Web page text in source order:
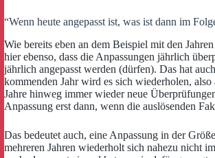
“Wenn heute angepasst ist, was ist dann im
Wie bereits eben an dem Beispiel mit den
hier ebenso, dass die Anpassungen jährlich
jährlich angepasst werden (dürfen). Das hat
kommenden Jahr wird es sich wiederholen, also
Jahre hinweg immer wieder neue
Anpassung erst dann, wenn die auslösenden
Das bedeutet auch, eine Anpassung in der
mehreren Jahren wiederholt sich nahezu nicht